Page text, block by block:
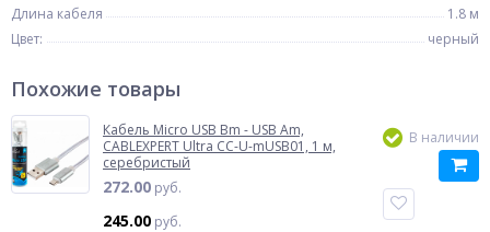
Длина кабеля
1.8 м
Цвет:
черный
Похожие товары
Кабель Micro USB Bm - USB Am,
CABLEXPERT Ultra CC-U-mUSB01, 1 м,
серебристый
272.00 руб.
245.00 руб.
В наличии